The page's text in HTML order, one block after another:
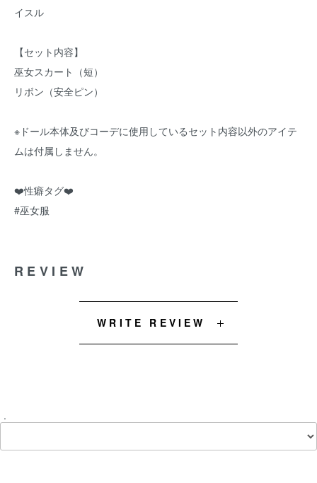
イスル
【セット内容】
巫女スカート（短）
リボン（安全ピン）
※ドール本体及びコーデに使用しているセット内容以外のアイテ
ムは付属しません。
❤️性癖タグ❤️
#巫女服
REVIEW
WRITE REVIEW
.